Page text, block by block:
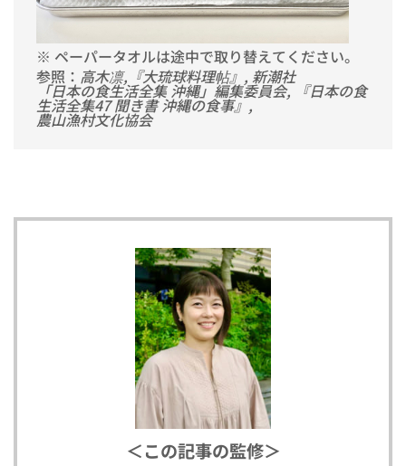
※ ペーパータオルは途中で取り替えてください。
参照： 高木凛,『大琉球料理帖』, 新潮社
「日本の食生活全集 沖縄」編集委員会, 『日本の食
生活全集47 聞き書 沖縄の食事』,
農山漁村文化協会
＜この記事の監修＞